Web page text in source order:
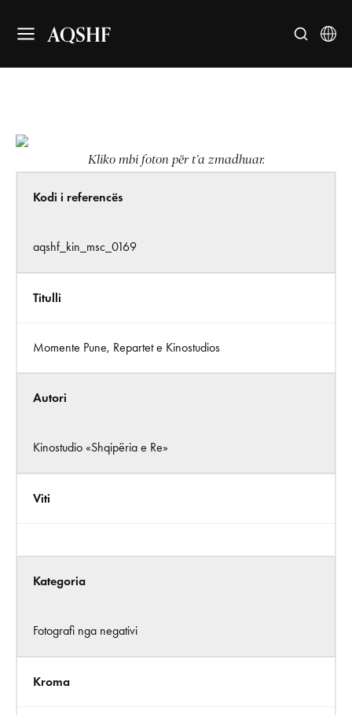
AQSHF
Kliko mbi foton për t’a zmadhuar.
Kodi i referencës
aqshf_kin_msc_0169
Titulli
Momente Pune, Repartet e Kinostudios
Autori
Kinostudio «Shqipëria e Re»
Viti
Kategoria
Fotografi nga negativi
Kroma